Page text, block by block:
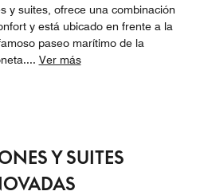
y suites, ofrece una combinación
y está ubicado en frente a la
paseo marítimo de la
... Ver más
Y SUITES